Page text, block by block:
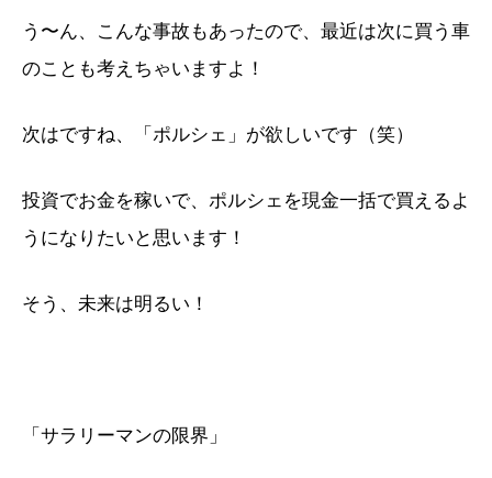
う〜ん、こんな事故もあったので、最近は次に買う車
のことも考えちゃいますよ！
次はですね、「ポルシェ」が欲しいです（笑）
投資でお金を稼いで、ポルシェを現金一括で買えるよ
うになりたいと思います！
そう、未来は明るい！
「サラリーマンの限界」